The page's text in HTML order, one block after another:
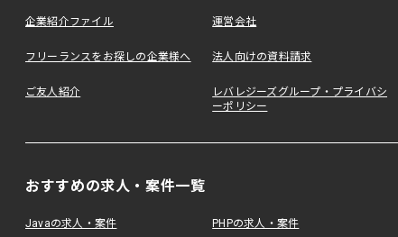
企業紹介ファイル 運営会社
フリーランスをお探しの企業様へ 法人向けの資料請求
ご友人紹介
レバレジーズグループ・プライバシ
ーポリシー
おすすめの求人・案件一覧
Javaの求人・案件 PHPの求人・案件